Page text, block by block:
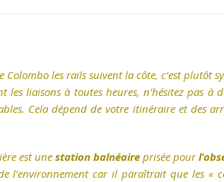
les rails suivent la côte, c’est plutôt
liaisons à toutes heures, n’hésitez pas à
Cela dépend de votre itinéraire et des
est unestation balnéaireprisée pour
l’environnement car il paraîtrait que les «